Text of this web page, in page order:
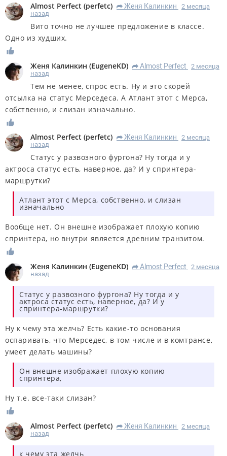
Almost Perfect (perfetc) R Женя Калинкин
2 месяца
назад
Вито точно не лучшее предложение в классе.
Одно из худших.
Женя Калинкин (EugeneKD) R Almost Perfect
2 месяца
назад
Тем не менее, спрос есть. Ну и это скорей
отсылка на статус Мерседеса. А Атлант этот с Мерса,
собственно, и слизан изначально.
Almost Perfect (perfetc) R Женя Калинкин
2 месяца
назад
Статус у развозного фургона? Ну тогда и у
актроса статус есть, наверное, да? И у спринтера-
маршрутки?
Атлант этот с Мерса, собственно, и слизан
изначально
Вообще нет. Он внешне изображает плохую копию
спринтера, но внутри является древним транзитом.
Женя Калинкин (EugeneKD) R Almost Perfect
2 месяца
назад
Статус у развозного фургона? Ну тогда и у
актроса статус есть, наверное, да? И у
спринтера-маршрутки?
Ну к чему эта желчь? Есть какие-то основания
оспаривать, что Мерседес, в том числе и в комтрансе,
умеет делать машины?
Он внешне изображает плохую копию
спринтера,
Ну т.е. все-таки слизан?
Almost Perfect (perfetc) R Женя Калинкин
2 месяца
назад
к чему эта желчь